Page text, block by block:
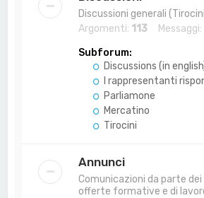
Discussioni generali
Argomenti: 113 Messaggi:
Subforum:
Discussions (in
I rappresentanti
Parliamone
Mercatino
Tirocini
Annunci
Comunicazioni da parte
offerte formative e di